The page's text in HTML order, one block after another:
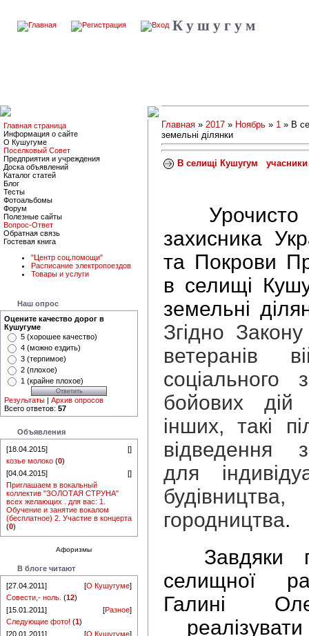
К у ш у г у м
Главная страница
Информация о сайте
О Кушугуме
Поселковый Совет
Предприятия и учреждения
Доска объявлений
Каталог статей
Блог
Тесты
Фотоальбомы
Форум
Полезные сайты
Вопрос-Ответ
Обратная связь
Гостевая книга
"Центр соц.помощи"
Расписание электропоездов
Товары и услуги
Наш опрос
Оцените качество дорог в
Кушугуме
5 (хорошее качество)
4 (можно ездить)
3 (терпимое)
2 (плохое)
1 (крайне плохое)
Результаты | Архив опросов
Всего ответов: 57
Объявления
[18.04.2015] []
козье молоко (0)
[04.04.2015]
[]
Приглашаем в вокальный
коллектив "ЗОЛОТАЯ СТРУНА"
всех желающих . для вас: 1.
Обучение и занятие вокалом
(бесплатное) 2. Участие в концерта
(0)
Афоризмы
В блоге читают
[27.04.2011] [О Кушугуме]
Совести,- ноль. (12)
[15.01.2011]
[Разное]
Следующие фото! (1)
[20.01.2011]
[О Кушугуме]
Главная » 2017 » Ноябрь » 1 » В
земельні ділянки
В селищі Кушугум
Урочисто
захисника
та Покрови
в селищі
земельні
Згідно
ветеранів
соціального
бойових дій
інших, такі
відведення
для
городництва.
Завдяки
селищної
Галині